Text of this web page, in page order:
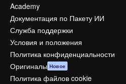
Academy
Документация по Пакету ИИ
Служба поддержки
Условия и положения
Политика конфиденциальности
Оригиналы Новое
Политика файлов cookie